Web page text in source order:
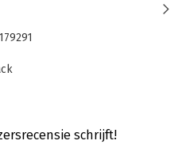
Het kind leert zo de wirwar
kinderen van
soorten opdrachten,
die
doen, mindfulness
het kind te versterken.
schrijft!